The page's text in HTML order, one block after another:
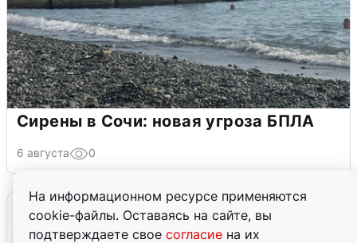
На информационном ресурсе применяются
cookie-файлы. Оставаясь на сайте, вы
подтверждаете свое согласие на их
Сирены в Сочи: новая угроза БПЛА
6 августа 0